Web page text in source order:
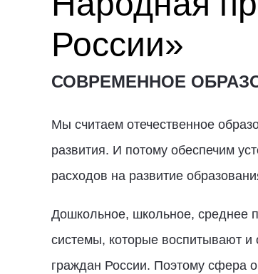
России»
СОВРЕМЕННОЕ
Мы считаем отечественное
развития. И потому обеспечим
расходов на развитие
Дошкольное, школьное, среднее
системы, которые воспитывают и
граждан России. Поэтому сфера